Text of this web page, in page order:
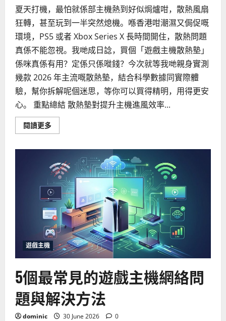
指
南
夏天打機，最怕就係部主機熱到好似焗爐咁，散熱風扇
狂轉，甚至玩到一半突然熄機。喺香港咁潮濕又侷促嘅
環境，PS5 或者 Xbox Series X 長時間開住，散熱問題
真係不能忽視。我哋成日諗，買個「遊戲主機散熱墊」
係咪真係有用？定係只係嘥錢？今次就等我哋親身實測
幾款 2026 年主流嘅散熱墊，結合科學數據同實際體
驗，幫你拆解呢個迷思，等你可以買得精明，用得更安
心。 重點總結 散熱墊對提升主機進風效率...
閱讀更多Read
more
機
散
熱
墊
真
的
有
用
嗎？
2026
年
實
測
與
購
建
議
遊戲主機
5個最常見的遊戲主機網絡問
題與解決方法
dominic 30 June 2026 0